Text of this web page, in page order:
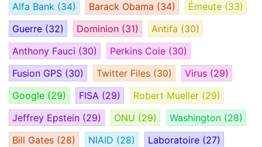
Alfa Bank (34) Barack Obama (34) Émeute (33)
Guerre (32) Dominion (31) Antifa (30)
Anthony Fauci (30) Perkins Coie (30)
Fusion GPS (30) Twitter Files (30) Virus (29)
Google (29) FISA (29) Robert Mueller (29)
Jeffrey Epstein (29) ONU (29) Washington (28)
Bill Gates (28) NIAID (28) Laboratoire (27)